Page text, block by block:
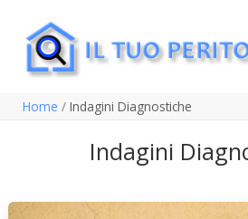
contenuto
Home Indagini Diagnostiche
Indagini